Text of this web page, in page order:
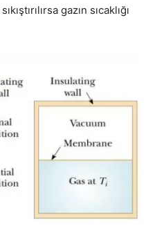
gazın sıcaklığı